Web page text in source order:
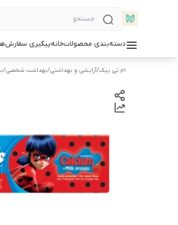
دسته‌بندی محصولاتخانهپیگیری سفارش
ام تی پیک/آرایشی و بهداشتی/بهداشت شخصی/